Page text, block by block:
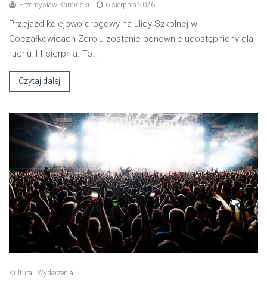
Przemysław Kamiński 6 sierpnia 2026
Przejazd kolejowo-drogowy na ulicy Szkolnej w
Goczałkowicach-Zdroju zostanie ponownie udostępniony dla
ruchu 11 sierpnia. To…
Czytaj dalej
Kultura Wydarzenia